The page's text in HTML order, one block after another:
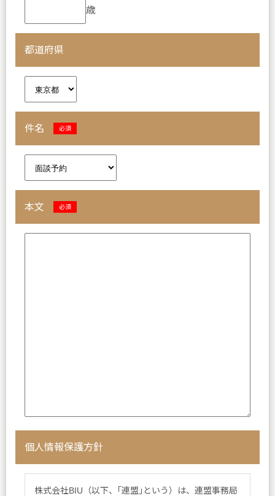
歳
都道府県
件名 必須
本文 必須
個人情報保護方針
株式会社BIU（以下、｢連盟｣という）は、連盟事務局